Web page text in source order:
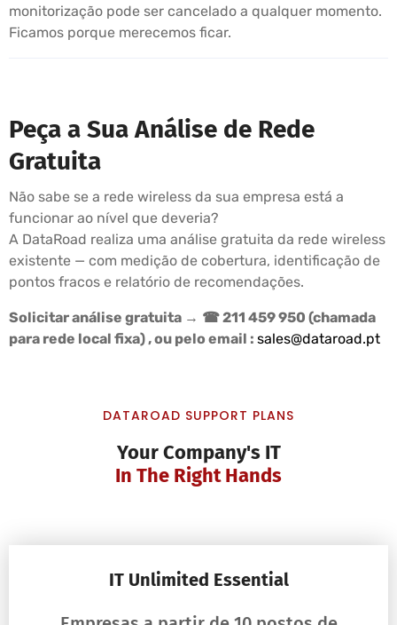
monitorização pode ser cancelado a qualquer momento.
Ficamos porque merecemos ficar.
Peça a Sua Análise de Rede
Gratuita
Não sabe se a rede wireless da sua empresa está a
funcionar ao nível que deveria?
A DataRoad realiza uma análise gratuita da rede wireless
existente — com medição de cobertura, identificação de
pontos fracos e relatório de recomendações.
Solicitar análise gratuita → ☎ 211 459 950 (chamada
para rede local fixa) , ou pelo email : sales@dataroad.pt
DATAROAD SUPPORT PLANS
Your Company's IT
In The Right Hands
IT Unlimited Essential